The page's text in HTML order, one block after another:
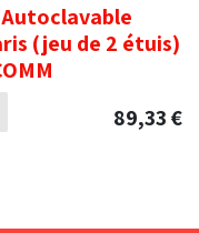
(jeu de 2 étuis)
89,33€